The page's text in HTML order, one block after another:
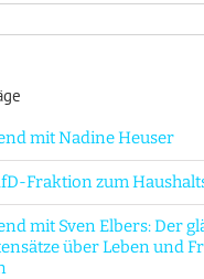
mit Nadine Heuser
Fraktion zum
mit Sven Elbers: Der
über Leben und